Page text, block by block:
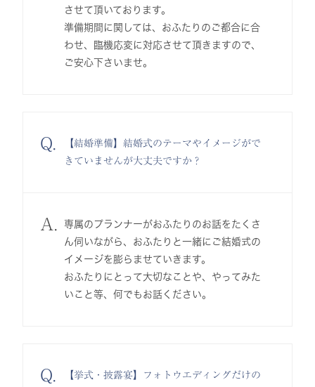
させて頂いております。
準備期間に関しては、おふたりのご都合に合
わせ、臨機応変に対応させて頂きますので、
ご安心下さいませ。
Q.
【結婚準備】結婚式のテーマやイメージがで
きていませんが大丈夫ですか？
A.
専属のプランナーがおふたりのお話をたくさ
ん伺いながら、おふたりと一緒にご結婚式の
イメージを膨らませていきます。
おふたりにとって大切なことや、やってみた
いこと等、何でもお話ください。
Q.
【挙式・披露宴】フォトウエディングだけの